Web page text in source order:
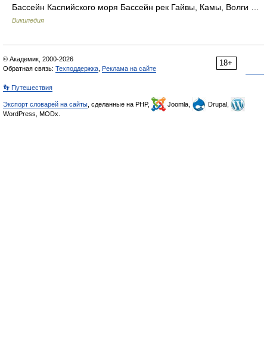
Бассейн Каспийского моря Бассейн рек Гайвы, Камы, Волги …
Википедия
18+
© Академик, 2000-2026
Обратная связь: Техподдержка Реклама на сайте
👣 Путешествия
Экспорт словарей на сайты , сделанные на PHP, Joomla,
Drupal,
WordPress, MODx.